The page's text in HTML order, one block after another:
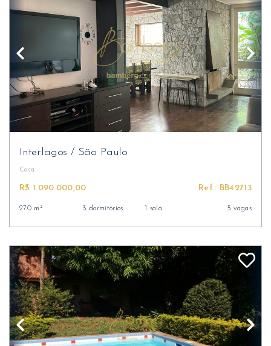
Interlagos/ São Paulo
Casa
R$ 1.090.000,00 Ref.: BB42713
270 m² 3 dormitórios 1 sala 5 vagas